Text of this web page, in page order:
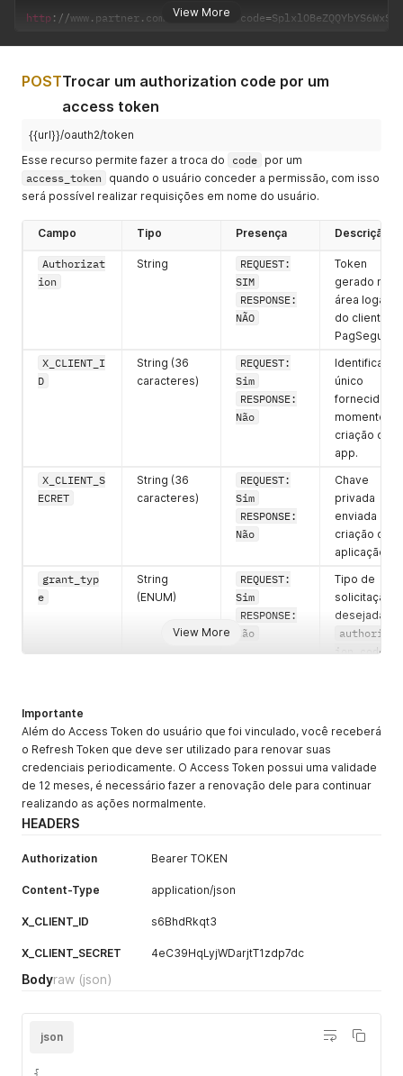
View More
http : / /www . partner . com br/retorno code=
POSTTrocar um authorization code por um
access token
{{url}}/oauth2/token
Esse recurso permite fazer a troca do
code por um
access_token
quando o usuário conceder a permissão, com isso
será possível realizar requisições em nome do usuário.
View More
Campo Tipo Presença Descrição
Authorizat
ion
String
REQUEST:
SIM
RESPONSE:
NÃO
Token
gerado na
área logada
do cliente
PagSeguro
X_CLIENT_I
D
String (36
caracteres)
REQUEST:
Sim
RESPONSE:
Não
Identificador
único
fornecido no
momento da
criação da
app.
X_CLIENT_S
ECRET
String (36
caracteres)
REQUEST:
Sim
RESPONSE:
Não
Chave
privada
enviada na
criação do
aplicação.
grant_typ
e
String
(ENUM)
REQUEST:
Sim
RESPONSE:
Não
Tipo de
solicitação
desejada
authorizat
ion_code
Não
momento da
usuário.
redirect_u
REQUEST:
access_tok
String (100
REQUEST:
token_typ
e
Sempre terá
Importante
Além do Access Token do usuário que foi vinculado, você receberá
o Refresh Token que deve ser utilizado para renovar suas
credenciais periodicamente. O Access Token possui uma validade
de 12 meses, é necessário fazer a renovação dele para continuar
realizando as ações normalmente.
HEADERS
Authorization Bearer TOKEN
Content-Type application/json
X_CLIENT_ID s6BhdRkqt3
X_CLIENT_SECRET 4eC39HqLyjWDarjtT1zdp7dc
Bodyraw (json)
json
{